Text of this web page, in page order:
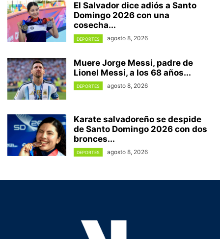
El Salvador dice adiós a Santo
Domingo 2026 con una
cosecha...
DEPORTES agosto 8, 2026
Muere Jorge Messi, padre de
Lionel Messi, a los 68 años...
DEPORTES agosto 8, 2026
Karate salvadoreño se despide
de Santo Domingo 2026 con dos
bronces...
DEPORTES agosto 8, 2026